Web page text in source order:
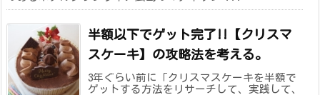
半額以下でゲット完了!!【クリスマ
スケーキ】の攻略法を考える。
3年ぐらい前に「クリスマスケーキを半額で
ゲットする方法をリサーチして、実践して、